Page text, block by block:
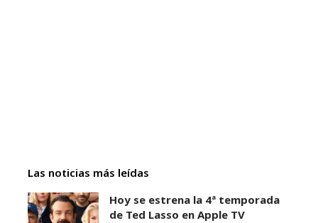
Las noticias más leídas
Hoy se estrena la 4ª temporada
de Ted Lasso en Apple TV